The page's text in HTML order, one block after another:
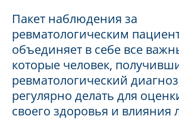
Пакет наблюдения за
ревматологическим
объединяет в себе все
которые человек,
ревматологический
регулярно делать для
своего здоровья и влияния